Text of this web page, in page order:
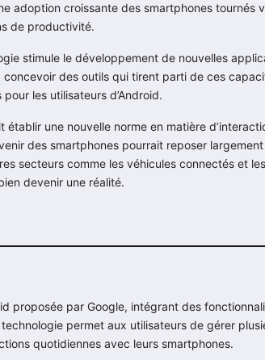
adoption croissante des smartphones tournés
de productivité.
stimule le développement de nouvelles
des outils qui tirent parti de ces
les utilisateurs d’Android.
une nouvelle norme en matière
des smartphones pourrait reposer largement
secteurs comme les véhicules connectés et
devenir une réalité.
proposée par Google, intégrant des
permet aux utilisateurs de gérer
quotidiennes avec leurs smartphones.